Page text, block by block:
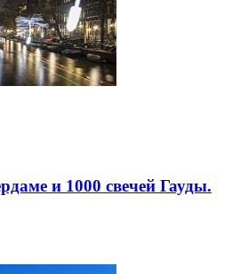
и 1000 свечей Гауды.